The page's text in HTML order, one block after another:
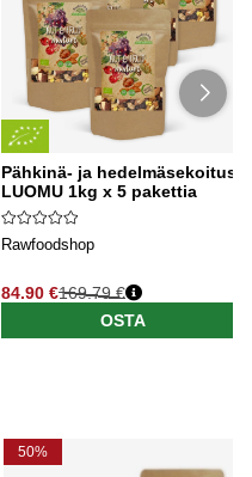
Pähkinä- ja hedelmäsekoitus
LUOMU 1kg x 5 pakettia
Rawfoodshop
84.90 €169.79 €
OSTA
50%